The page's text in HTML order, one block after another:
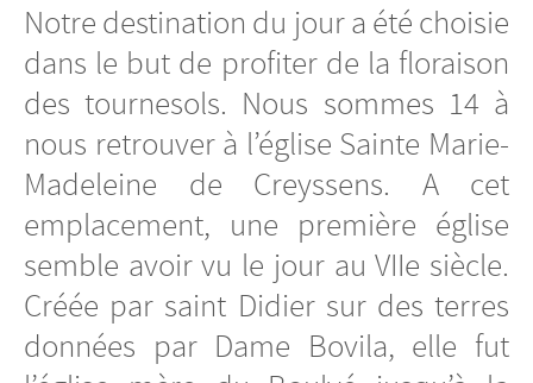
Notre destination du jour a été choisie
dans le but de profiter de la floraison
des tournesols. Nous sommes 14 à
nous retrouver à l’église Sainte Marie-
Madeleine de Creyssens. A cet
emplacement, une première église
semble avoir vu le jour au VIIe siècle.
Créée par saint Didier sur des terres
données par Dame Bovila, elle fut